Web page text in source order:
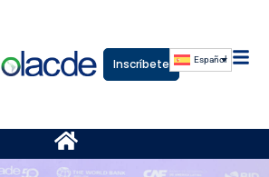
Inscríbete Español